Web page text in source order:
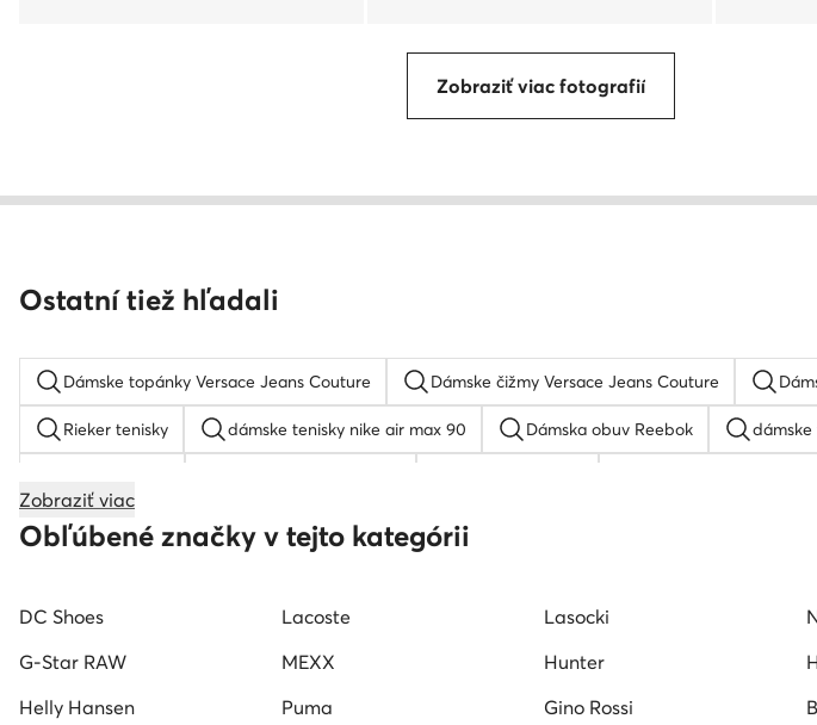
Zobraziť viac fotografií
Ostatní tiež hľadali
Dámske topánky Versace Jeans Couture Dámske čižmy Versace Jeans Couture
Rieker tenisky dámske tenisky nike air max 90 Dámska obuv Reebok dámske
Gant slapky dámske Guess sandale Dámske sandále Nine West
Kožené poltopánky dámske Mustang tenisky dámske Tenisky lacoste dámske
Zobraziť viac
Obľúbené značky v tejto kategórii
DC Shoes Lacoste Lasocki
G-Star RAW
MEXX Hunter
Helly Hansen
Puma Gino Rossi